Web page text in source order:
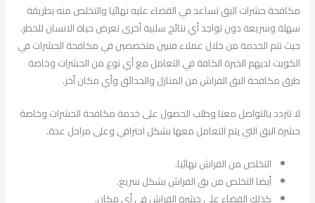
مكافحة حشرات البق تساعد في القضاء عليه نهائيا والتخلص منه بطريقة
سهلة وسريعة دون تواجد أي نتائج سلبية أخرى تعرض حياة الانسان للخطر،
حيث تتم الخدمة من خلال عملاء فنيين متخصصين في مكافحة الحشرات في
الكويت لديهم الخبرة الكافة في التعامل مع أي نوع من الحشرات وخاصة
طرق مكافحة البق الفراش من المنازل والحدائق وأي مكان أخر.
لا تتردد بالتواصل معنا وطلب الحصول على خدمة مكافحة الحشرات وخاصة
حشرة البق التي يتم التعامل معها بشكل احترافي وعلى مراحل عدة.
التخلص من الفراش نهائيا.
أيضا التخلص من بق الفراش بشكل سريع.
كذلك القضاء على حشرة الفراش في أي مكان.